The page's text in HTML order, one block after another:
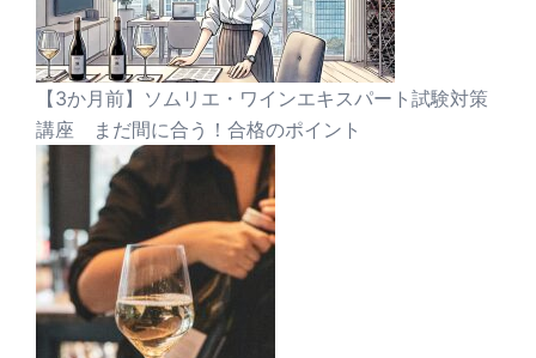
【3か月前】ソムリエ・ワインエキスパート試験対策
講座 まだ間に合う！合格のポイント